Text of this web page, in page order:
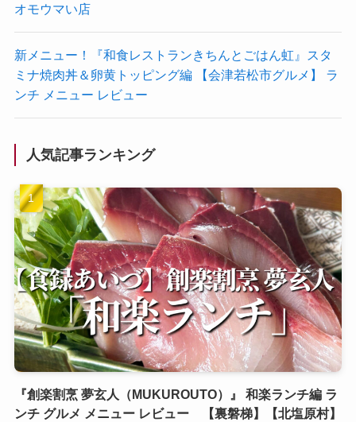
オモウマい店
新メニュー！『和食レストランきちんとごはん虹』スタ
ミナ焼肉丼＆卵黄トッピング編 【会津若松市グルメ】 ラ
ンチ メニュー レビュー
人気記事ランキング
『創楽割烹 夢玄人（MUKUROUTO）』 和楽ランチ編 ラ
ンチ グルメ メニュー レビュー 【裏磐梯】【北塩原村】